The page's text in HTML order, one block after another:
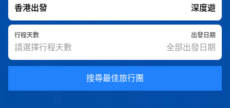
出發日期
行程天數
搜尋最佳旅行團